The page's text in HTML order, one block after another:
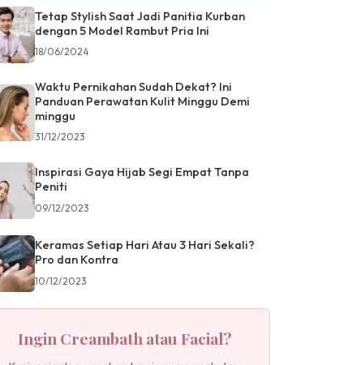
Tetap Stylish Saat Jadi Panitia Kurban
dengan 5 Model Rambut Pria Ini
18/06/2024
Waktu Pernikahan Sudah Dekat? Ini
Panduan Perawatan Kulit Minggu Demi
minggu
31/12/2023
Inspirasi Gaya Hijab Segi Empat Tanpa
Peniti
09/12/2023
Keramas Setiap Hari Atau 3 Hari Sekali?
Pro dan Kontra
10/12/2023
Ingin Creambath atau Facial?